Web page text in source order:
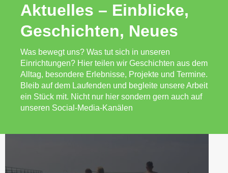
Aktuelles – Einblicke,
Geschichten, Neues
Was bewegt uns? Was tut sich in unseren
Einrichtungen? Hier teilen wir Geschichten aus dem
Alltag, besondere Erlebnisse, Projekte und Termine.
Bleib auf dem Laufenden und begleite unsere Arbeit
ein Stück mit. Nicht nur hier sondern gern auch auf
unseren Social-Media-Kanälen